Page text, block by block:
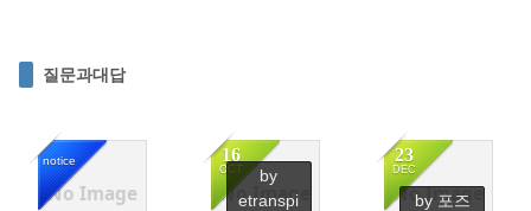
질문과대답
No Image
notice
14222 No Image
16
OCT
by
etranspi
1546 No Image
23
DEC
by 포즈
3511